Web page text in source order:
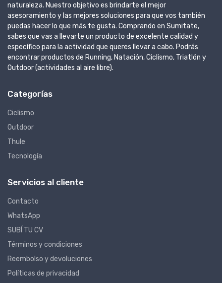
naturaleza. Nuestro objetivo es brindarte el mejor
asesoramiento y las mejores soluciones para que vos también
puedas hacer lo que más te gusta. Comprando en Sumitate,
sabes que vas a llevarte un producto de excelente calidad y
específico para la actividad que queres llevar a cabo. Podrás
encontrar productos de Running, Natación, Ciclismo, Triatlón y
Outdoor (actividades al aire libre).
Categorías
Ciclismo
Outdoor
Thule
Tecnología
Servicios al cliente
Contacto
WhatsApp
SUBÍ TU CV
Términos y condiciones
Reembolso y devoluciones
Políticas de privacidad